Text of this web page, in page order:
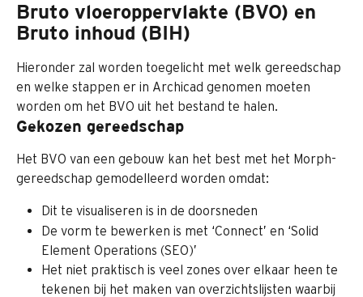
Bruto vloeroppervlakte (BVO) en
Bruto inhoud (BIH)
Hieronder zal worden toegelicht met welk gereedschap
en welke stappen er in Archicad genomen moeten
worden om het BVO uit het bestand te halen.
Gekozen gereedschap
Het BVO van een gebouw kan het best met het Morph-
gereedschap gemodelleerd worden omdat:
Dit te visualiseren is in de doorsneden
De vorm te bewerken is met ‘Connect’ en ‘Solid
Element Operations (SEO)’
Het niet praktisch is veel zones over elkaar heen te
tekenen bij het maken van overzichtslijsten waarbij